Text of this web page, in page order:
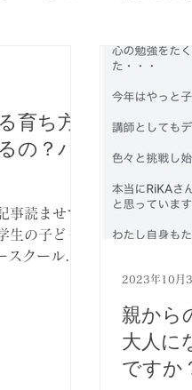
るプログラム体験談
育ち方
の？パ
事読ませて
生の子ども
クールの
親から
大人に
ですか
2023年10月